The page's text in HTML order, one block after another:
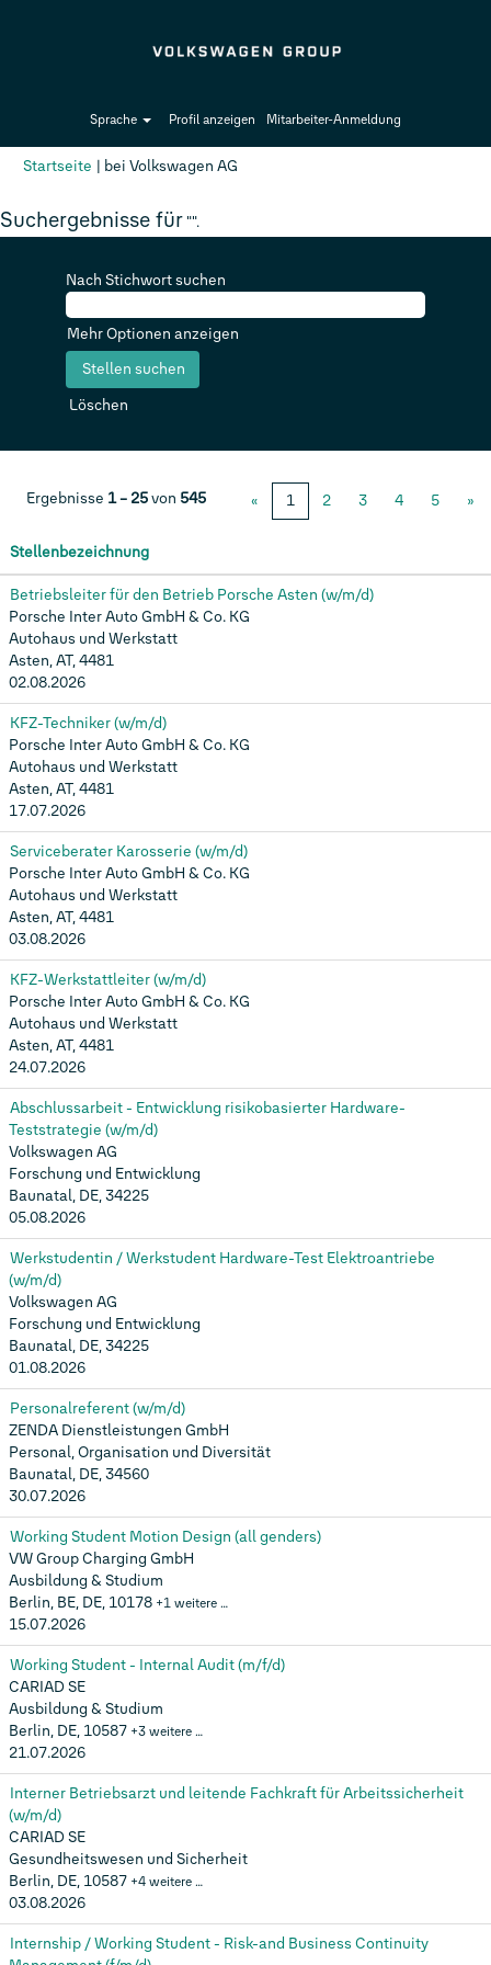
Sprache Profil anzeigen Mitarbeiter-Anmeldung
Startseite | bei Volkswagen AG
Suchergebnisse für "".
Nach Stichwort suchen
Mehr Optionen anzeigen
Löschen
Ergebnisse 1 – 25von 545 « 1 2 3 4 5 »
Stellenbezeichnung
Betriebsleiter für den Betrieb Porsche Asten (w/m/d)
Porsche Inter Auto GmbH & Co. KG
Autohaus und Werkstatt
Asten, AT, 4481
02.08.2026
KFZ-Techniker (w/m/d)
Porsche Inter Auto GmbH & Co. KG
Autohaus und Werkstatt
Asten, AT, 4481
17.07.2026
Serviceberater Karosserie (w/m/d)
Porsche Inter Auto GmbH & Co. KG
Autohaus und Werkstatt
Asten, AT, 4481
03.08.2026
KFZ-Werkstattleiter (w/m/d)
Porsche Inter Auto GmbH & Co. KG
Autohaus und Werkstatt
Asten, AT, 4481
24.07.2026
Abschlussarbeit - Entwicklung risikobasierter Hardware-
Teststrategie (w/m/d)
Volkswagen AG
Forschung und Entwicklung
Baunatal, DE, 34225
05.08.2026
Werkstudentin / Werkstudent Hardware-Test Elektroantriebe
(w/m/d)
Volkswagen AG
Forschung und Entwicklung
Baunatal, DE, 34225
01.08.2026
Personalreferent (w/m/d)
ZENDA Dienstleistungen GmbH
Personal, Organisation und Diversität
Baunatal, DE, 34560
30.07.2026
Working Student Motion Design (all genders)
VW Group Charging GmbH
Ausbildung & Studium
Berlin, BE, DE, 10178 +1 weitere …
15.07.2026
Working Student - Internal Audit (m/f/d)
CARIAD SE
Ausbildung & Studium
Berlin, DE, 10587 +3 weitere …
21.07.2026
Interner Betriebsarzt und leitende Fachkraft für Arbeitssicherheit
(w/m/d)
CARIAD SE
Gesundheitswesen und Sicherheit
Berlin, DE, 10587 +4 weitere …
03.08.2026
Internship / Working Student - Risk-and Business Continuity